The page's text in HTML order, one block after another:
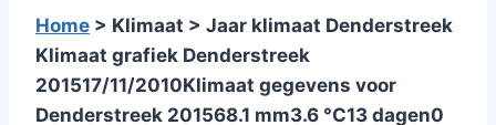
Home > Klimaat > Jaar klimaat Denderstreek
Klimaat grafiek Denderstreek
201517/11/2010Klimaat gegevens voor
Denderstreek 201568.1 mm3.6 °C13 dagen0